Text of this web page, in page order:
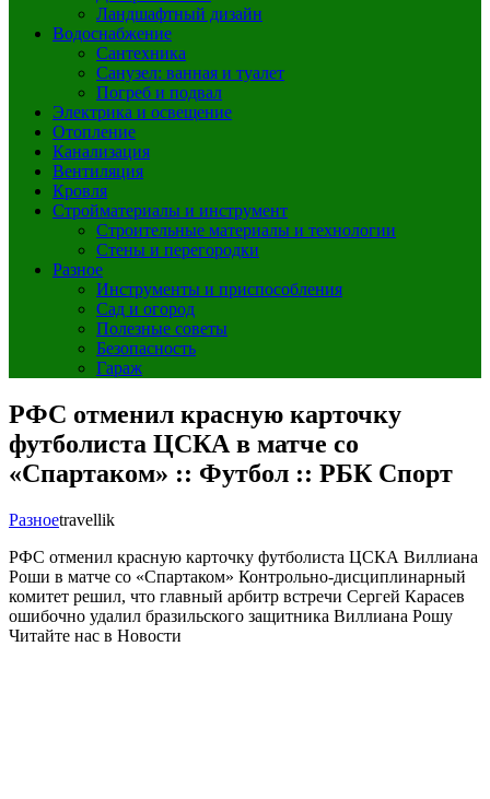
Ландшафтный дизайн
Водоснабжение
Сантехника
Санузел: ванная и туалет
Погреб и подвал
Электрика и освещение
Отопление
Канализация
Вентиляция
Кровля
Стройматериалы и инструмент
Строительные материалы и технологии
Стены и перегородки
Разное
Инструменты и приспособления
Сад и огород
Полезные советы
Безопасность
Гараж
РФС отменил красную карточку
футболиста ЦСКА в матче со
«Спартаком» :: Футбол :: РБК Спорт
Разноеtravellik
РФС отменил красную карточку футболиста ЦСКА Виллиана
Роши в матче со «Спартаком» Контрольно-дисциплинарный
комитет решил, что главный арбитр встречи Сергей Карасев
ошибочно удалил бразильского защитника Виллиана Рошу
Читайте нас в Новости